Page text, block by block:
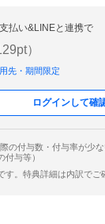
払い&LINEと連携で
pt）
先・期間限定
ログインして確
の付与数・付与率が少
付与等）
す。特典詳細は内訳でご